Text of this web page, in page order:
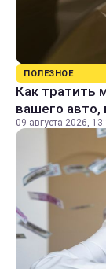
ПОЛЕЗНОЕ
Как тратить
вашего
09 августа 2026,